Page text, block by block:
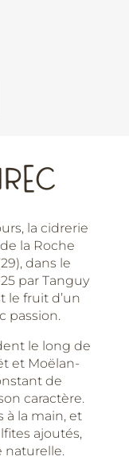
la cidrerie
la Roche
dans le
par Tanguy
le fruit d’un
passion.
le long de
et Moëlan-
de
caractère.
à la main, et
ajoutés,
naturelle.